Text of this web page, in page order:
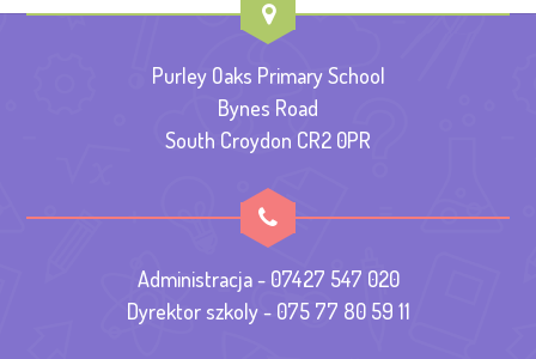
Purley Oaks Primary School
Bynes Road
South Croydon CR2 0PR
Administracja - 07427 547 020
Dyrektor szkoly - 075 77 80 59 11